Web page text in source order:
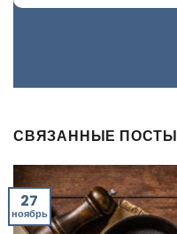
СВЯЗАННЫЕ ПОСТЫ
27
ноябрь